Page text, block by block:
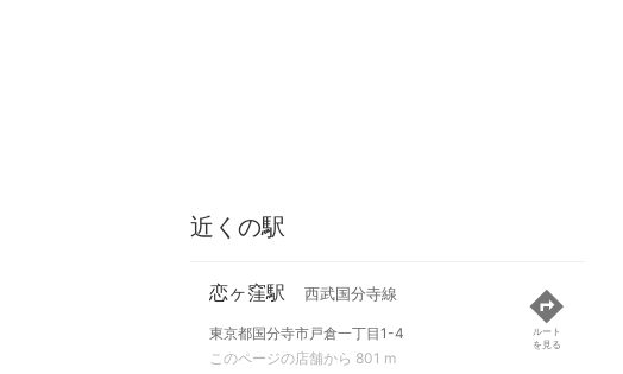
近くの駅
恋ヶ窪駅 西武国分寺線
東京都国分寺市戸倉一丁目1-4
このページの店舗から 801 m
ルート
を見る